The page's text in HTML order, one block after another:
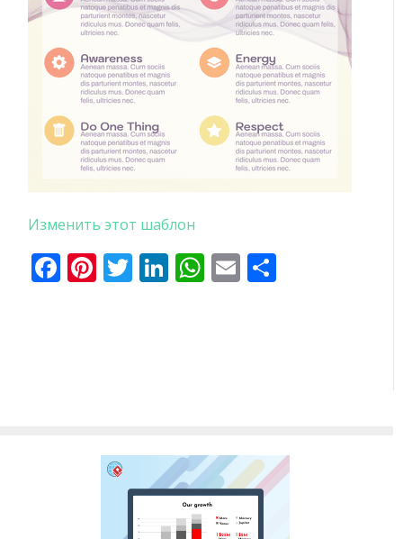
Изменить этот шаблон
Facebook
Pinterest
Twitter
LinkedIn
WhatsApp
Email